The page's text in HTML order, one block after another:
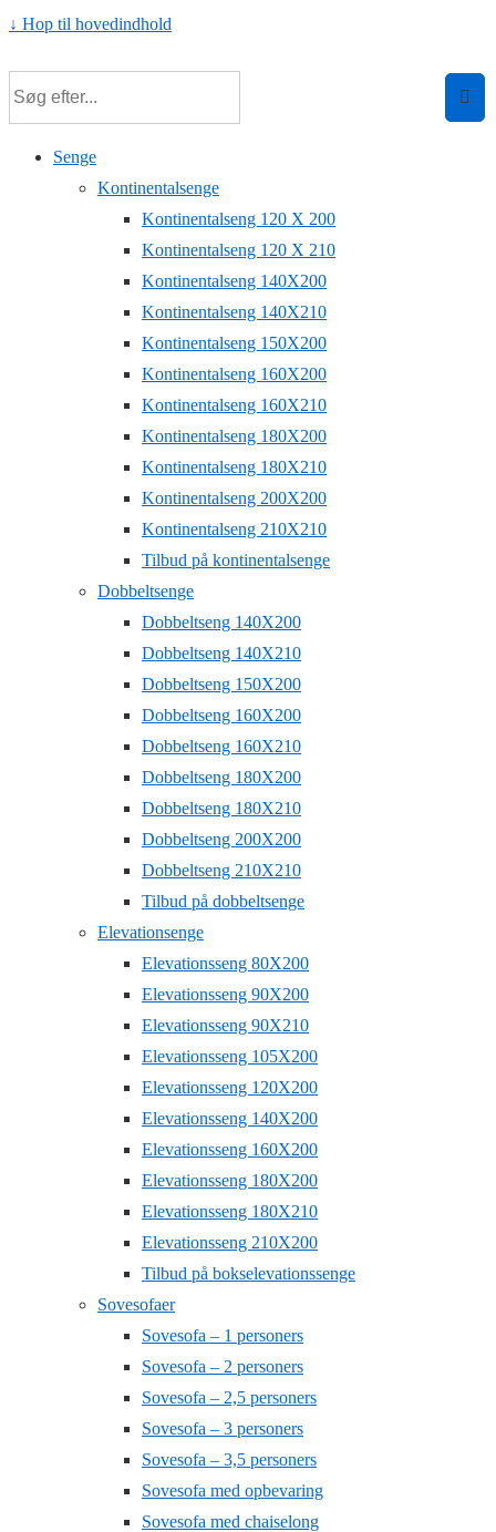
↓ Hop til hovedindhold
Senge
Kontinentalsenge
Kontinentalseng 120 X 200
Kontinentalseng 120 X 210
Kontinentalseng 140X200
Kontinentalseng 140X210
Kontinentalseng 150X200
Kontinentalseng 160X200
Kontinentalseng 160X210
Kontinentalseng 180X200
Kontinentalseng 180X210
Kontinentalseng 200X200
Kontinentalseng 210X210
Tilbud på kontinentalsenge
Dobbeltsenge
Dobbeltseng 140X200
Dobbeltseng 140X210
Dobbeltseng 150X200
Dobbeltseng 160X200
Dobbeltseng 160X210
Dobbeltseng 180X200
Dobbeltseng 180X210
Dobbeltseng 200X200
Dobbeltseng 210X210
Tilbud på dobbeltsenge
Elevationsenge
Elevationsseng 80X200
Elevationsseng 90X200
Elevationsseng 90X210
Elevationsseng 105X200
Elevationsseng 120X200
Elevationsseng 140X200
Elevationsseng 160X200
Elevationsseng 180X200
Elevationsseng 180X210
Elevationsseng 210X200
Tilbud på bokselevationssenge
Sovesofaer
Sovesofa – 1 personers
Sovesofa – 2 personers
Sovesofa – 2,5 personers
Sovesofa – 3 personers
Sovesofa – 3,5 personers
Sovesofa med opbevaring
Sovesofa med chaiselong